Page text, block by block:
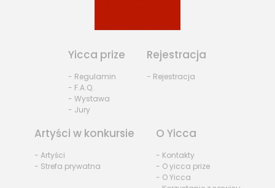
Yicca prize
- Regulamin
- F.A.Q.
- Wystawa
- Jury
Rejestracja
- Rejestracja
Artyści w konkursie
- Artyści
- Strefa prywatna
O Yicca
- Kontakty
- O yicca prize
- O Yicca